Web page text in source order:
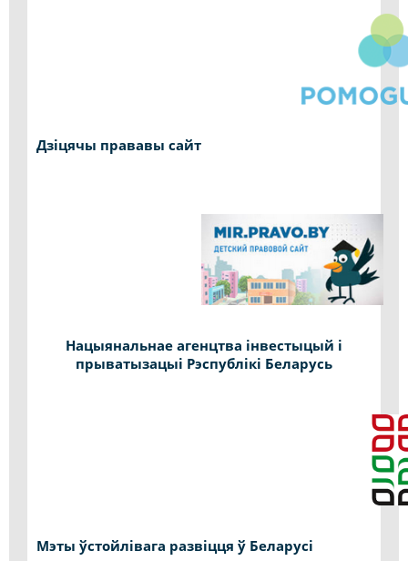
Дзіцячы прававы сайт
Нацыянальнае агенцтва інвестыцый і
прыватызацыі Рэспублікі Беларусь
Мэты ўстойлівага развіцця ў Беларусі